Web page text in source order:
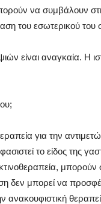
να συμβάλουν
του εσωτερικού του
είναι αναγκαία. Η
για την
το είδος της
δεν μπορεί να